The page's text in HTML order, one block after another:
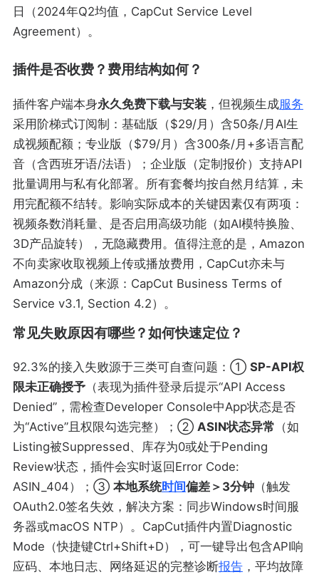
日（2024年Q2均值，CapCut Service Level
Agreement）。
插件是否收费？费用结构如何？
插件客户端本身永久免费下载与安装，但视频生成服务
采用阶梯式订阅制：基础版（$29/月）含50条/月AI生
成视频配额；专业版（$79/月）含300条/月+多语言配
音（含西班牙语/法语）；企业版（定制报价）支持API
批量调用与私有化部署。所有套餐均按自然月结算，未
用完配额不结转。影响实际成本的关键因素仅有两项：
视频条数消耗量、是否启用高级功能（如AI模特换脸、
3D产品旋转），无隐藏费用。值得注意的是，Amazon
不向卖家收取视频上传或播放费用，CapCut亦未与
Amazon分成（来源：CapCut Business Terms of
Service v3.1, Section 4.2）。
常见失败原因有哪些？如何快速定位？
92.3%的接入失败源于三类可自查问题：① SP-API权
限未正确授予（表现为插件登录后提示“API Access
Denied”，需检查Developer Console中App状态是否
为“Active”且权限勾选完整）；② ASIN状态异常 （如
Listing被Suppressed、库存为0或处于Pending
Review状态，插件会实时返回Error Code:
ASIN_404）；③ 本地系统时间偏差＞3分钟（触发
OAuth2.0签名失效，解决方案：同步Windows时间服
务器或macOS NTP）。CapCut插件内置Diagnostic
Mode（快捷键Ctrl+Shift+D），可一键导出包含API响
应码、本地日志、网络延迟的完整诊断报告，平均故障